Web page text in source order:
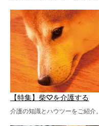
【特集】柴♡を介護する
介護の知識とハウツーをご紹介。